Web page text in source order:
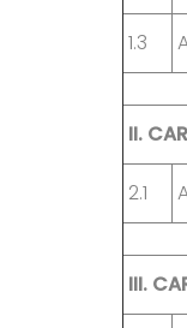
1.3
II.
2.1
III.